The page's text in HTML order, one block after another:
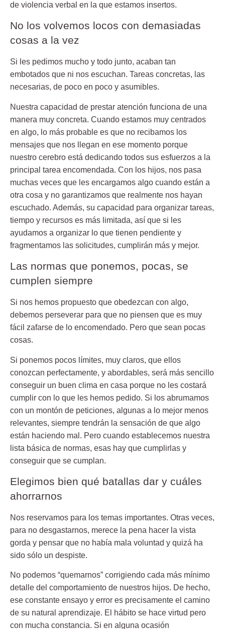
de violencia verbal en la que estamos insertos.
No los volvemos locos con demasiadas
cosas a la vez
Si les pedimos mucho y todo junto, acaban tan
embotados que ni nos escuchan. Tareas concretas, las
necesarias, de poco en poco y asumibles.
Nuestra capacidad de prestar atención funciona de una
manera muy concreta. Cuando estamos muy centrados
en algo, lo más probable es que no recibamos los
mensajes que nos llegan en ese momento porque
nuestro cerebro está dedicando todos sus esfuerzos a la
principal tarea encomendada. Con los hijos, nos pasa
muchas veces que les encargamos algo cuando están a
otra cosa y no garantizamos que realmente nos hayan
escuchado. Además, su capacidad para organizar tareas,
tiempo y recursos es más limitada, así que si les
ayudamos a organizar lo que tienen pendiente y
fragmentamos las solicitudes, cumplirán más y mejor.
Las normas que ponemos, pocas, se
cumplen siempre
Si nos hemos propuesto que obedezcan con algo,
debemos perseverar para que no piensen que es muy
fácil zafarse de lo encomendado. Pero que sean pocas
cosas.
Si ponemos pocos límites, muy claros, que ellos
conozcan perfectamente, y abordables, será más sencillo
conseguir un buen clima en casa porque no les costará
cumplir con lo que les hemos pedido. Si los abrumamos
con un montón de peticiones, algunas a lo mejor menos
relevantes, siempre tendrán la sensación de que algo
están haciendo mal. Pero cuando establecemos nuestra
lista básica de normas, esas hay que cumplirlas y
conseguir que se cumplan.
Elegimos bien qué batallas dar y cuáles
ahorrarnos
Nos reservamos para los temas importantes. Otras veces,
para no desgastarnos, merece la pena hacer la vista
gorda y pensar que no había mala voluntad y quizá ha
sido sólo un despiste.
No podemos “quemarnos” corrigiendo cada más mínimo
detalle del comportamiento de nuestros hijos. De hecho,
ese constante ensayo y error es precisamente el camino
de su natural aprendizaje. El hábito se hace virtud pero
con mucha constancia. Si en alguna ocasión